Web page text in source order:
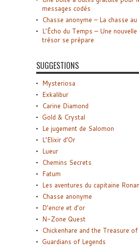
messages codés
Chasse anonyme – La chasse
L’Écho du Temps – Une
trésor se prépare
SUGGESTIONS
Mysteriosa
Exkalibur
Carine Diamond
Gold & Crystal
Le jugement de Salomon
L’Elixir d’Or
Lueur
Chemins Secrets
Fatum
Les aventures du capitaine Ronan
Chasse anonyme
D’encre et d’or
N-Zone Quest
Chickenhare and the Treasure
Guardians of Legends